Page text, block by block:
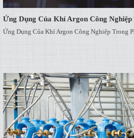
Ứng Dụng Của Khí Argon Công
Ứng Dụng Của Khí Argon Công Nghiệp Trong